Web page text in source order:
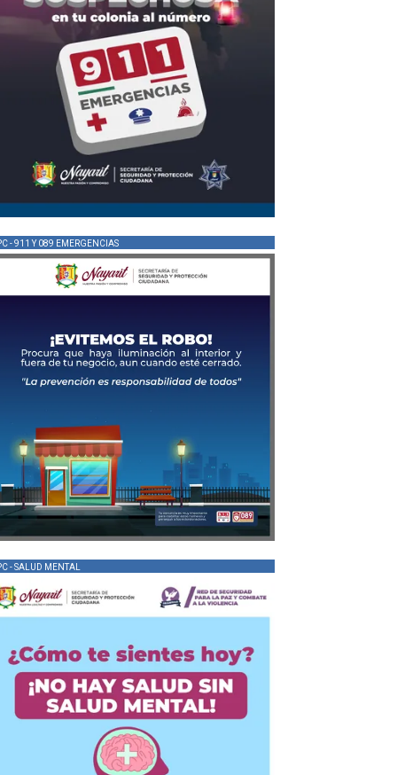
- 911 Y 089 EMERGENCIAS
- SALUD MENTAL